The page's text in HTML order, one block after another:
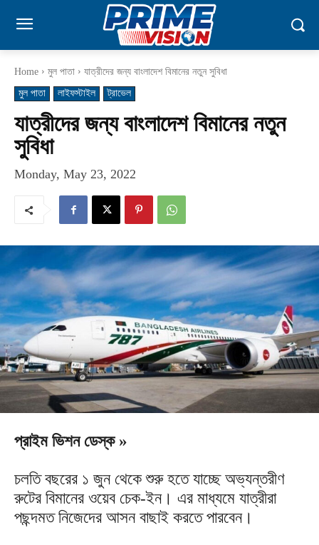
Home মুল পাতা
যাত্রীদের জন্য বাংলাদেশ বিমানের নতুন সুবিধা
মুল পাতা
লাইফস্টাইল ট্রাভেল
যাত্রীদের জন্য বাংলাদেশ বিমানের নতুন
সুবিধা
Monday, May 23, 2022
প্রাইম ভিশন ডেস্ক »
চলতি বছরের ১ জুন থেকে শুরু হতে যাচ্ছে অভ্যন্তরীণ
রুটের বিমানের ওয়েব চেক-ইন। এর মাধ্যমে যাত্রীরা
পছন্দমত নিজেদের আসন বাছাই করতে পারবেন।